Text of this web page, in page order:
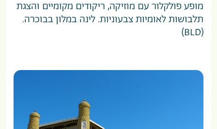
מופע פולקלור עם מוזיקה, ריקודים מקומיים והצגת
תלבושות לאומיות צבעוניות. לינה במלון בבוכרה.
(BLD)